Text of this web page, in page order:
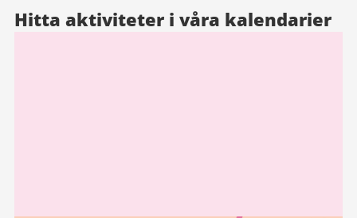
Hitta aktiviteter i våra kalendarier